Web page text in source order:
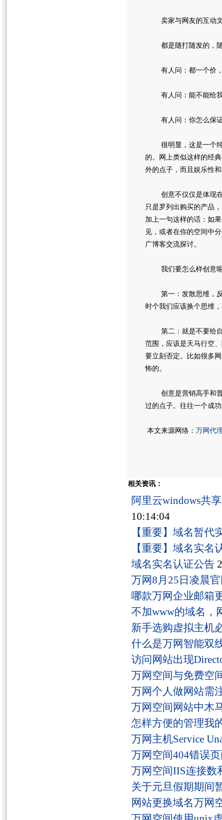
卖家与网友的互动文
都是随打随发的，随
有人问：都一个价，
有人问：能不能给我
有人问：你怎么保证
很明显，这是一个纯
的。网上类似这样的经
外的点子，而且娱乐性
创意不仅仅是体现在
只是罗列出购买的产品
加上一句这样的话：如
见，或者在你的空间中
广博客交流探讨。
我们要怎么样创意呢
第一：发散思维，反
时个我们应该换个思维
第二：就是不要给自
范围，应该是天马行空
要立刻否定。比如很多
怖的。
创意是营销高手和普
过的点子。往往一个成
本文来源网络： 万网代
相关资讯：
阿里云windows共
10:14:04
【重要】域名暂代
【重要】域名实名
域名实名认证公告
万网8月25日凌晨
哪款万网企业邮箱
不加www的域名，
新手选购虚拟主机
什么是万网智能双
访问网站出现
万网空间与免费空
万网个人做网站需
万网空间网站中木
怎样方便的管理我
万网主机Service
万网空间404错误
万网空间IIS连接数
关于元旦假期期间
网站更换域名万网